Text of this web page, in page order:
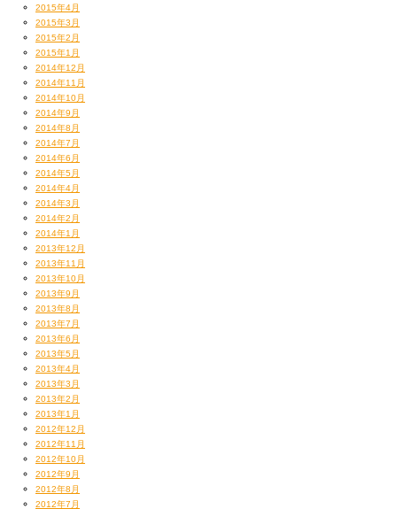
2015年4月
2015年3月
2015年2月
2015年1月
2014年12月
2014年11月
2014年10月
2014年9月
2014年8月
2014年7月
2014年6月
2014年5月
2014年4月
2014年3月
2014年2月
2014年1月
2013年12月
2013年11月
2013年10月
2013年9月
2013年8月
2013年7月
2013年6月
2013年5月
2013年4月
2013年3月
2013年2月
2013年1月
2012年12月
2012年11月
2012年10月
2012年9月
2012年8月
2012年7月